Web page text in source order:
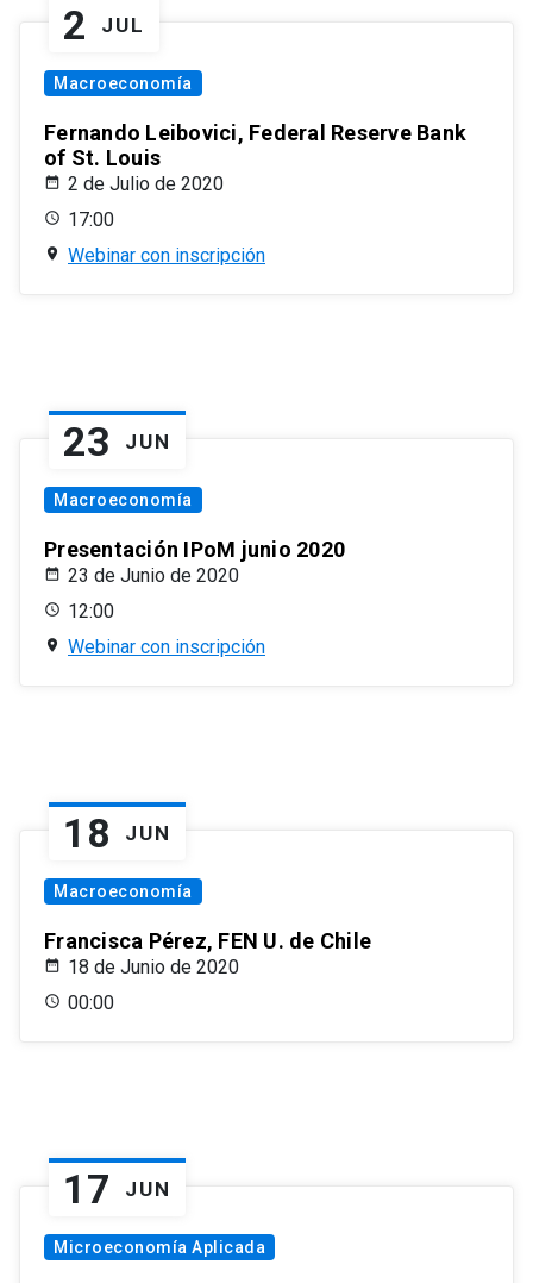
2 JUL
Macroeconomía
Fernando Leibovici, Federal Reserve Bank
of St. Louis
2 de Julio de 2020
17:00
Webinar con inscripción
23 JUN
Macroeconomía
Presentación IPoM junio 2020
23 de Junio de 2020
12:00
Webinar con inscripción
18 JUN
Macroeconomía
Francisca Pérez, FEN U. de Chile
18 de Junio de 2020
00:00
17 JUN
Microeconomía Aplicada